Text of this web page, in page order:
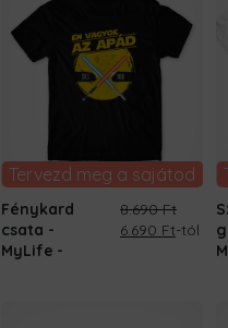
Tervezd meg a sajátod
Fénykard
csata -
MyLife
8.690Ft
Original
6.690 FtCurrent
-tól